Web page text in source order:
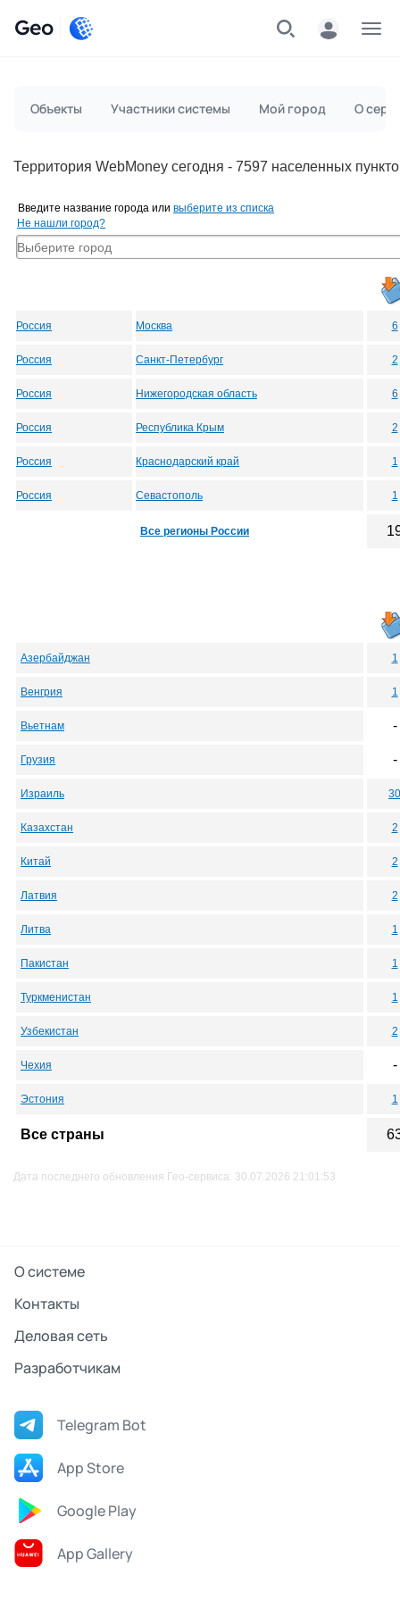
Geo
Объекты Участники системы Мой город О
Территория WebMoney сегодня - 7597 населенных
Введите название города или выберите из списка
Не нашли город?
Россия Москва 6
Россия Санкт-Петербург 2
Россия Нижегородская область 6
Россия Республика Крым 2
Россия Краснодарский край 1
Россия Севастополь 1
Все регионы России
Азербайджан 1
Венгрия 1
Вьетнам -
Грузия -
Израиль 30
Казахстан 2
Китай 2
Латвия 2
Литва 1
Пакистан 1
Туркменистан 1
Узбекистан 2
Чехия -
Эстония 1
Все страны
Дата последнего обновления Гео-сервиса: 30.07.2026 21:01:53
О системе
Контакты
Деловая сеть
Разработчикам
Telegram Bot
App Store
Google Play
App Gallery